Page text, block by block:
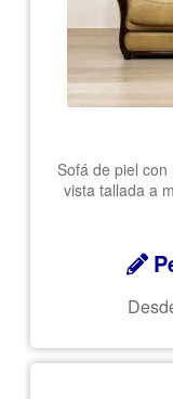
Sofá de piel
vista tallada a